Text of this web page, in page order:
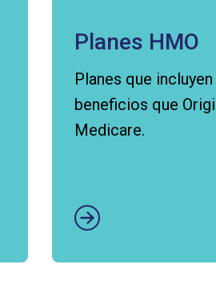
Planes HMO
Planes que
beneficios que
Medicare.